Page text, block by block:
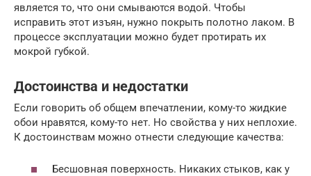
является то, что они смываются водой. Чтобы
исправить этот изъян, нужно покрыть полотно лаком. В
процессе эксплуатации можно будет протирать их
мокрой губкой.
Достоинства и недостатки
Если говорить об общем впечатлении, кому-то жидкие
обои нравятся, кому-то нет. Но свойства у них неплохие.
К достоинствам можно отнести следующие качества:
Бесшовная поверхность. Никаких стыков, как у